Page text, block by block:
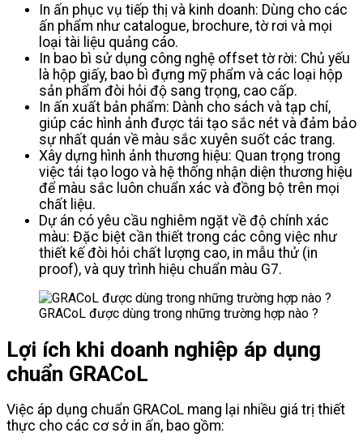
In ấn phục vụ tiếp thị và kinh doanh: Dùng cho các
ấn phẩm như catalogue, brochure, tờ rơi và mọi
loại tài liệu quảng cáo.
In bao bì sử dụng công nghệ offset tờ rời: Chủ yếu
là hộp giấy, bao bì đựng mỹ phẩm và các loại hộp
sản phẩm đòi hỏi độ sang trọng, cao cấp.
In ấn xuất bản phẩm: Dành cho sách và tạp chí,
giúp các hình ảnh được tái tạo sắc nét và đảm bảo
sự nhất quán về màu sắc xuyên suốt các trang.
Xây dựng hình ảnh thương hiệu: Quan trọng trong
việc tái tạo logo và hệ thống nhận diện thương hiệu
để màu sắc luôn chuẩn xác và đồng bộ trên mọi
chất liệu.
Dự án có yêu cầu nghiêm ngặt về độ chính xác
màu: Đặc biệt cần thiết trong các công việc như
thiết kế đòi hỏi chất lượng cao, in mẫu thử (in
proof), và quy trình hiệu chuẩn màu G7.
GRACoL được dùng trong những trường hợp nào ?
Lợi ích khi doanh nghiệp áp dụng
chuẩn GRACoL
Việc áp dụng chuẩn GRACoL mang lại nhiều giá trị thiết
thực cho các cơ sở in ấn, bao gồm: